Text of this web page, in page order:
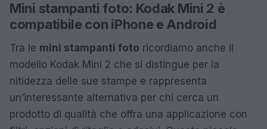
Mini stampanti foto: Kodak Mini 2 è
compatibile con iPhone e Android
Tra le mini stampanti foto ricordiamo anche il
modello Kodak Mini 2 che si distingue per la
nitidezza delle sue stampe e rappresenta
un’interessante alternativa per chi cerca un
prodotto di qualità che offra una applicazione con